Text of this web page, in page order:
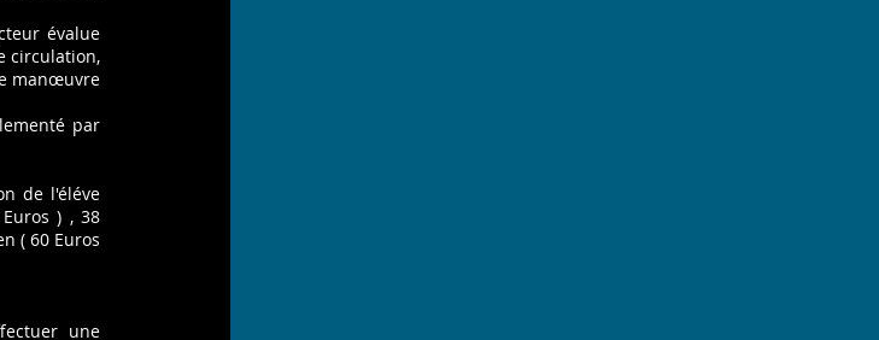
évalue
circulation,
manœuvre
par
de l'éléve
) , 38
( 60 Euros
une